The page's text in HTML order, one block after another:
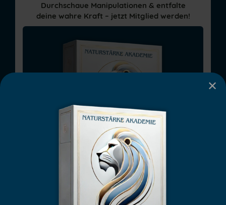
Durchschaue Manipulationen & entfalte
deine wahre Kraft – jetzt Mitglied werden!
✕